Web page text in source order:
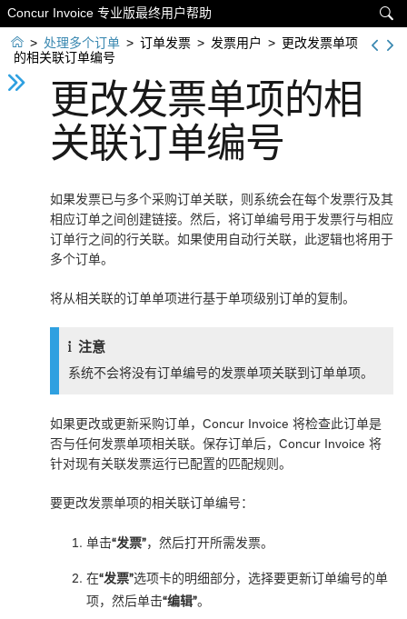

Concur Invoice 专业版最终用户帮助
 > 处理多个订单 > 订单发票 > 发票用户 > 更改发票单项
的相关联订单编号
更改发票单项的相
关联订单编号
如果发票已与多个采购订单关联，则系统会在每个发票行及其
相应订单之间创建链接。然后，将订单编号用于发票行与相应
订单行之间的行关联。如果使用自动行关联，此逻辑也将用于
多个订单。
将从相关联的订单单项进行基于单项级别订单的复制。
注意
系统不会将没有订单编号的发票单项关联到订单单项。
如果更改或更新采购订单，Concur Invoice 将检查此订单是
否与任何发票单项相关联。保存订单后，Concur Invoice 将
针对现有关联发票运行已配置的匹配规则。
要更改发票单项的相关联订单编号：
单击“发票”，然后打开所需发票。
在“发票”选项卡的明细部分，选择要更新订单编号的单
项，然后单击“编辑”。